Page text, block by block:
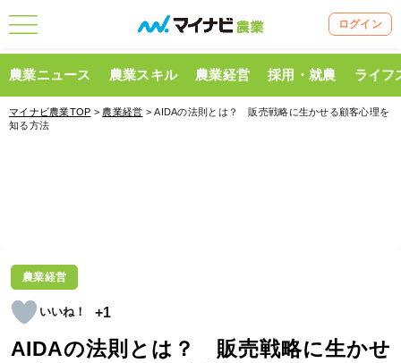
ログイン
農業ニュース 農業スキル 農業経営 採用・就農 ライフ
マイナビ農業TOP > 農業経営 > AIDAの法則とは？ 販売戦略に生かせる顧客心理を
知る方法
農業経営
+1
AIDAの法則とは？ 販売戦略に生かせ